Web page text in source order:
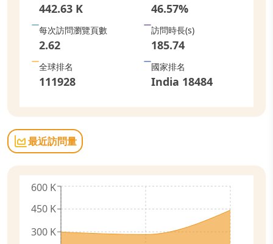
442.63 K 46.57%
每次訪問瀏覽頁數
2.62
訪問時長(s)
185.74
全球排名
111928
國家排名
India 18484
最近訪問量
300 K
450 K
600 K